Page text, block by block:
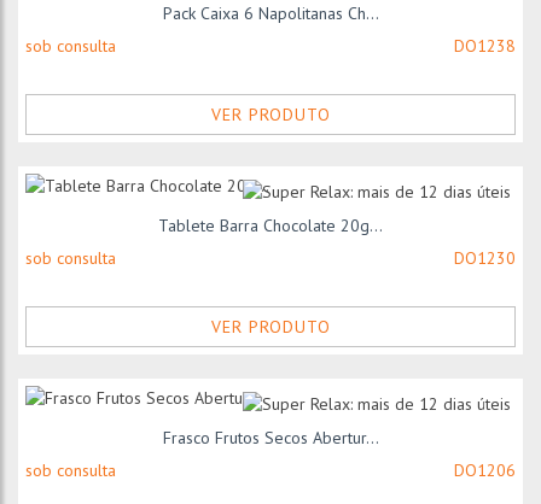
Pack Caixa 6 Napolitanas Ch...
sob consulta
DO1238
VER PRODUTO
Tablete Barra Chocolate 20g...
sob consulta
DO1230
VER PRODUTO
Frasco Frutos Secos Abertur...
sob consulta
DO1206